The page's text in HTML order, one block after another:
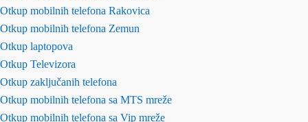
Otkup mobilnih telefona Rakovica
Otkup mobilnih telefona Zemun
Otkup laptopova
Otkup Televizora
Otkup zaključanih telefona
Otkup mobilnih telefona sa MTS mreže
Otkup mobilnih telefona sa Vip mreže